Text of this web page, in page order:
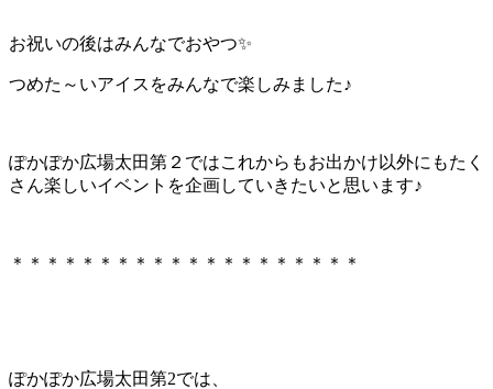
お祝いの後はみんなでおやつ✨
つめた～いアイスをみんなで楽しみました♪
ぽかぽか広場太田第２ではこれからもお出かけ以外にもたく
さん楽しいイベントを企画していきたいと思います♪
＊＊＊＊＊＊＊＊＊＊＊＊＊＊＊＊＊＊＊＊
ぽかぽか広場太田第2では、